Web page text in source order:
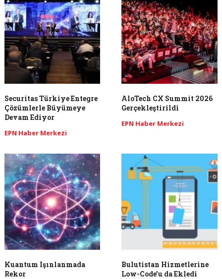
Securitas Türkiye Entegre
Çözümlerle Büyümeye
Devam Ediyor
EPN Haber Merkezi
AloTech CX Summit 2026
Gerçekleştirildi
EPN Haber Merkezi
Kuantum Işınlanmada
Rekor
Bulutistan Hizmetlerine
Low-Code’u da Ekledi